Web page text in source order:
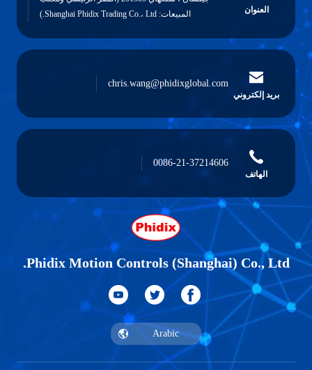
العنوان
المبيعات: Shanghai Phidix Trading Co.، Ltd.)
بريد إلكتروني
chris.wang@phidixglobal.com
الهاتف
0086-21-37214606
Phidix Motion Controls (Shanghai) Co., Ltd.
Arabic